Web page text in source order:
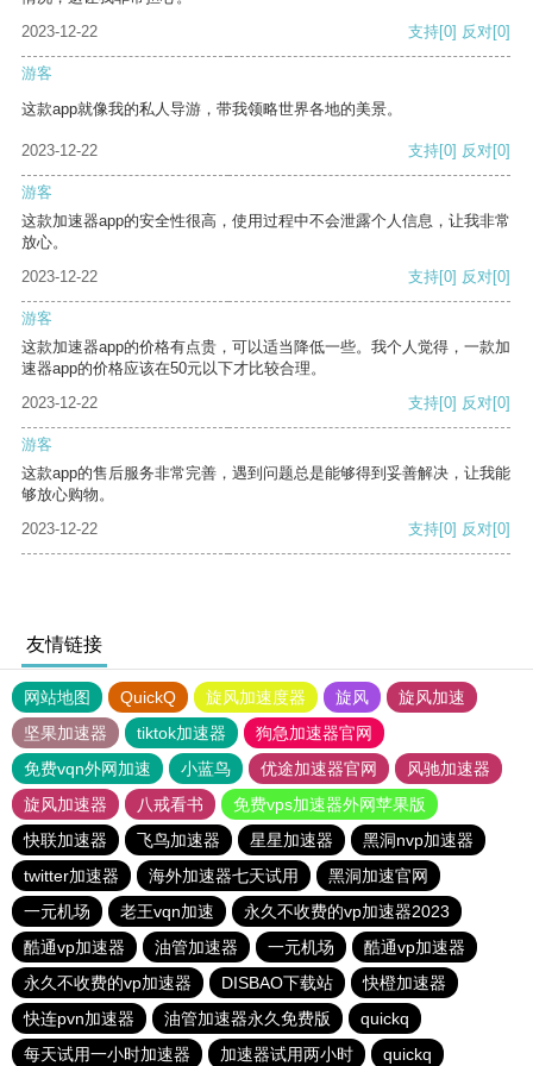
2023-12-22
支持[0] 反对[0]
游客
这款app就像我的私人导游，带我领略世界各地的美景。
2023-12-22 支持[0] 反对[0]
游客
这款加速器app的安全性很高，使用过程中不会泄露个人信息，让我非常
放心。
2023-12-22
支持[0] 反对[0]
游客
这款加速器app的价格有点贵，可以适当降低一些。我个人觉得，一款加
速器app的价格应该在50元以下才比较合理。
2023-12-22
支持[0] 反对[0]
游客
这款app的售后服务非常完善，遇到问题总是能够得到妥善解决，让我能
够放心购物。
2023-12-22
支持[0] 反对[0]
友情链接
网站地图 QuickQ 旋风加速度器 旋风
旋风加速
坚果加速器
tiktok加速器
狗急加速器官网
免费vqn外网加速
小蓝鸟 优途加速器官网
风驰加速器
旋风加速器
八戒看书
免费vps加速器外网苹果版
快联加速器
飞鸟加速器 星星加速器
黑洞nvp加速器
twitter加速器
海外加速器七天试用
黑洞加速官网
一元机场
老王vqn加速
永久不收费的vp加速器2023
酷通vp加速器
油管加速器 一元机场
酷通vp加速器
永久不收费的vp加速器
DISBAO下载站
快橙加速器
快连pvn加速器
油管加速器永久免费版
quickq
每天试用一小时加速器
加速器试用两小时 quickq